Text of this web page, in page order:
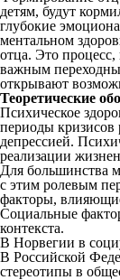
детям, будут
глубокие
ментальном
отца. Это
важным
открывают
Теоретические
Психическое
периоды кризисов
депрессией.
реализации
Для большинства
с этим ролевым
факторы,
Социальные
контекста.
В Норвегии в
В Российской
стереотипы в